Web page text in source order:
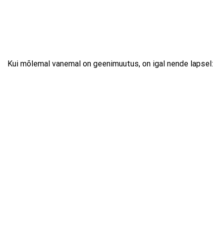
Kui mõlemal vanemal on geenimuutus, on igal nende lapsel: